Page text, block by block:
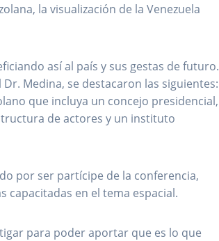
la visualización de la Venezuela
así al país y sus gestas de futuro.
Medina, se destacaron las siguientes:
que incluya un concejo presidencial,
de actores y un instituto
por ser partícipe de la conferencia,
capacitadas en el tema espacial.
para poder aportar que es lo que